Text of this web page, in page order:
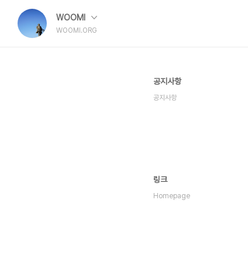
WOOMI
WOOMI.ORG
공지사항
공지사항
링크
Homepage